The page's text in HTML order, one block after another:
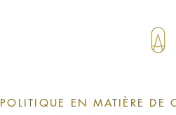
POLITIQUE EN MATIÈRE DE